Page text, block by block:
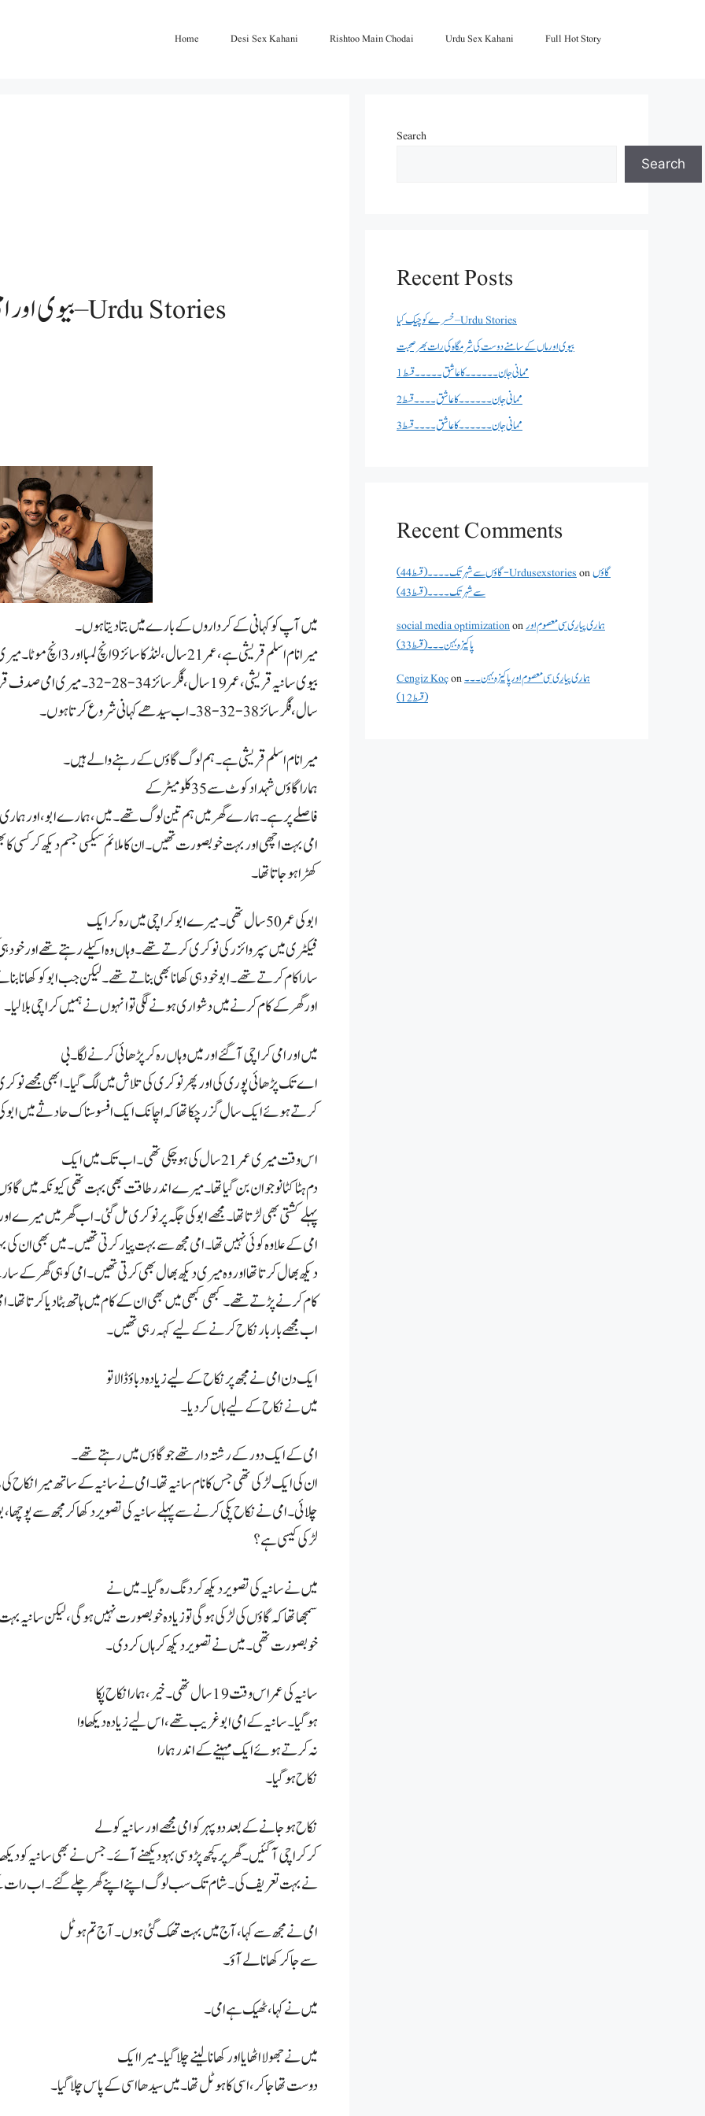
Home Desi Sex Kahani Rishtoo Main Chodai Urdu Sex Kahani Full Hot Story
بیوی اور امی کے ساتھ میری سہاگ رات ۔۔۔ – Urdu Stories
میں آپ کو کہانی کے کرداروں کے بارے میں بتا دیتا ہوں۔
میرا نام اسلم قریشی ہے، عمر 21 سال، لنڈ کا سائز 9 انچ لمبا اور 3 انچ موٹا۔ میری
بیوی سانیہ قریشی، عمر 19 سال، فگر سائز 34-28-32۔ میری امی صدف قریشی، عمر 45
سال، فگر سائز 38-32-38۔ اب سیدھے کہانی شروع کرتا ہوں۔
میرا نام اسلم قریشی ہے۔ ہم لوگ گاؤں کے رہنے والے ہیں۔
ہمارا گاؤں شہداد کوٹ سے 35 کلومیٹر کے
فاصلے پر ہے۔ ہمارے گھر میں ہم تین لوگ تھے۔ میں، ہمارے ابو، اور
امی بہت اچھی اور بہت خوبصورت تھیں۔ ان کا ملائم سیکسی جسم دیکھ کر کسی کا
کھڑا ہو جاتا تھا۔
ابو کی عمر 50 سال تھی۔ میرے ابو کراچی میں رہ کر ایک
فیکٹری میں سپروائزر کی نوکری کرتے تھے۔ وہاں وہ اکیلے رہتے تھے اور خود
سارا کام کرتے تھے۔ ابو خود ہی کھانا بھی بناتے تھے۔ لیکن جب ابو کو کھانا
اور گھر کے کام کرنے میں دشواری ہونے لگی تو انہوں نے ہمیں کراچی بلا لیا۔
میں اور امی کراچی آ گئے اور میں وہاں رہ کر پڑھائی کرنے لگا۔ بی
اے تک پڑھائی پوری کی اور پھر نوکری کی تلاش میں لگ گیا۔ ابھی مجھے
کرتے ہوئے ایک سال گزر چکا تھا کہ اچانک ایک افسوسناک حادثے میں ابو
اس وقت میری عمر 21 سال کی ہو چکی تھی۔ اب تک میں ایک
دم ہٹا کٹا نوجو ان بن گیا تھا۔ میرے اندر طاقت بھی بہت تھی کیونکہ میں
پہلے کشتی بھی لڑتا تھا۔ مجھے ابو کی جگہ پر نوکری مل گئی۔ اب گھر میں میرے
امی کے علاوہ کوئی نہیں تھا۔ امی مجھ سے بہت پیار کرتی تھیں۔ میں بھی ان
دیکھ بھال کرتا تھا اور وہ میری دیکھ بھال بھی کرتی تھیں۔ امی کو ہی گھر کے
کام کرنے پڑتے تھے۔ کبھی کبھی میں بھی ان کے کام میں ہاتھ بٹا دیا کرتا تھا۔
اب مجھے بار بار نکاح کرنے کے لیے کہہ رہی تھیں۔
ایک دن امی نے مجھ پر نکاح کے لیے زیادہ دباؤ ڈالا تو
میں نے نکاح کے لیے ہاں کر دیا۔
امی کے ایک دور کے رشتہ دار تھے جو گاؤں میں رہتے تھے۔
ان کی ایک لڑکی تھی جس کا نام سانیہ تھا۔ امی نے سانیہ کے ساتھ میرا نکاح
چلائی۔ امی نے نکاح پکی کرنے سے پہلے سانیہ کی تصویر دکھا کر مجھ سے پوچھا،
لڑکی کیسی ہے؟
میں نے سانیہ کی تصویر دیکھ کر دنگ رہ گیا۔ میں نے
سمجھا تھا کہ گاؤں کی لڑکی ہوگی تو زیادہ خوبصورت نہیں ہوگی، لیکن سانیہ
خوبصورت تھی۔ میں نے تصویر دیکھ کر ہاں کر دی۔
سانیہ کی عمر اس وقت 19 سال تھی۔ خیر، ہمارا نکاح پکا
ہو گیا۔ سانیہ کے امی ابو غریب تھے، اس لیے زیادہ دیکھاوا
نہ کرتے ہوئے ایک مہینے کے اندر ہمارا
نکاح ہو گیا۔
نکاح ہو جانے کے بعد دوپہر کو امی مجھے اور سانیہ کو لے
کر کراچی آ گئیں۔ گھر پر کچھ پڑوسی بہو دیکھنے آئے۔ جس نے بھی سانیہ کو
نے بہت تعریف کی۔ شام تک سب لوگ اپنے اپنے گھر چلے گئے۔ اب رات کے 8 بج چکے
امی نے مجھ سے کہا، آج میں بہت تھک گئی ہوں۔ آج تم ہوٹل
سے جا کر کھانا لے آؤ۔
میں نے کہا، ٹھیک ہے امی۔
میں نے جھولا اٹھایا اور کھانا لینے چلا گیا۔ میرا ایک
دوست تھا جاکر، اسی کا ہوٹل تھا۔ میں سیدھا اسی کے پاس چلا گیا۔
Search
Search
Recent Posts
خسرے کو چیک کیا – Urdu Stories
بیوی اور ماں کے سامنے دوست کی شرمگاہ کی رات بھر صحبت
ممانی جان ۔۔۔۔۔۔کا عاشق ۔۔۔۔۔قسط 1
ممانی جان ۔۔۔۔۔۔کا عاشق ۔۔۔۔قسط 2
ممانی جان ۔۔۔۔۔۔کا عاشق ۔۔۔۔قسط 3
Recent Comments
گاؤں سے شہر تک۔۔۔۔(قسط 44) - Urdusexstoriesonگاؤں
سے شہر تک۔۔۔۔(قسط 43)
social media optimizationonہماری پیاری سی معصوم اور
پاکیزہ بہن۔۔۔(قسط33)
Cengiz Koçonہماری پیاری سی معصوم اور پاکیزہ بہن۔۔۔
(قسط12)